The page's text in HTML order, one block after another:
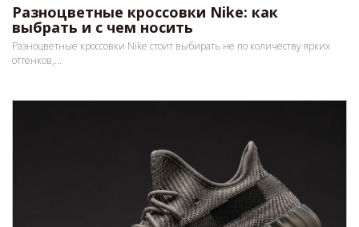
Разноцветные кроссовки Nike: как
выбрать и с чем носить
Разноцветные кроссовки Nike стоит выбирать не по количеству ярких
оттенков,...